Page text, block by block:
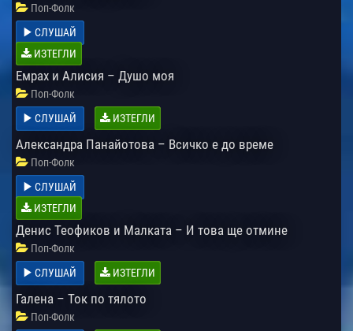
Поп-Фолк
СЛУШАЙ
ИЗТЕГЛИ
Емрах и Алисия – Душо моя
Поп-Фолк
СЛУШАЙ
ИЗТЕГЛИ
Александра Панайотова – Всичко е до време
Поп-Фолк
СЛУШАЙ
ИЗТЕГЛИ
Денис Теофиков и Малката – И това ще отмине
Поп-Фолк
СЛУШАЙ
ИЗТЕГЛИ
Галена – Ток по тялото
Поп-Фолк